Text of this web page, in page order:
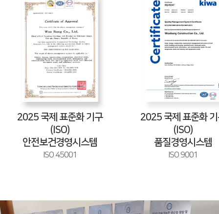
2025 국제 표준화 기구
(ISO)
안전보건경영시스템
ISO 45001
2025 국제 표준화
(ISO)
품질경영시스템
ISO 9001